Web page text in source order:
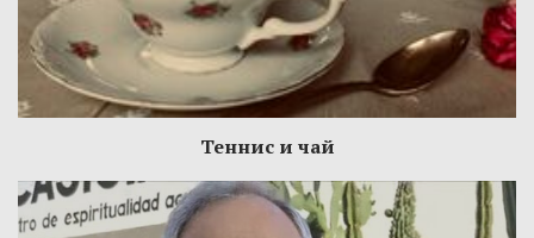
Теннис и чай